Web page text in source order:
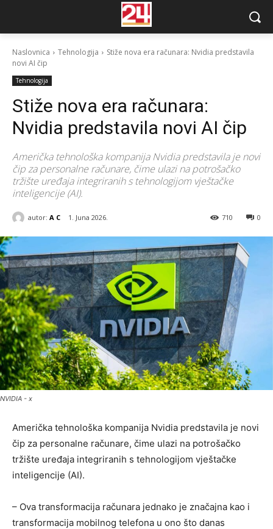
Naslovnica Tehnologija
Stiže nova era računara: Nvidia predstavila
novi AI čip
Tehnologija
Stiže nova era računara:
Nvidia predstavila novi AI čip
Američka tehnološka kompanija Nvidia predstavila je novi
čip za personalne računare, čime ulazi na potrošačko
tržište uređaja integriranih s tehnologijom vještačke
inteligencije (AI).
autor: A C 1. Juna 2026. 0
710
NVIDIA - x
Američka tehnološka kompanija Nvidia predstavila je novi
čip za personalne računare, čime ulazi na potrošačko
tržište uređaja integriranih s tehnologijom vještačke
inteligencije (AI).
– Ova transformacija računara jednako je značajna kao i
transformacija mobilnog telefona u ono što danas